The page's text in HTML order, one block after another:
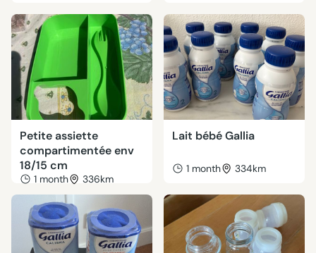
Petite assiette
compartimentée env
18/15 cm
1 month 336km
Lait bébé Gallia
1 month 334km